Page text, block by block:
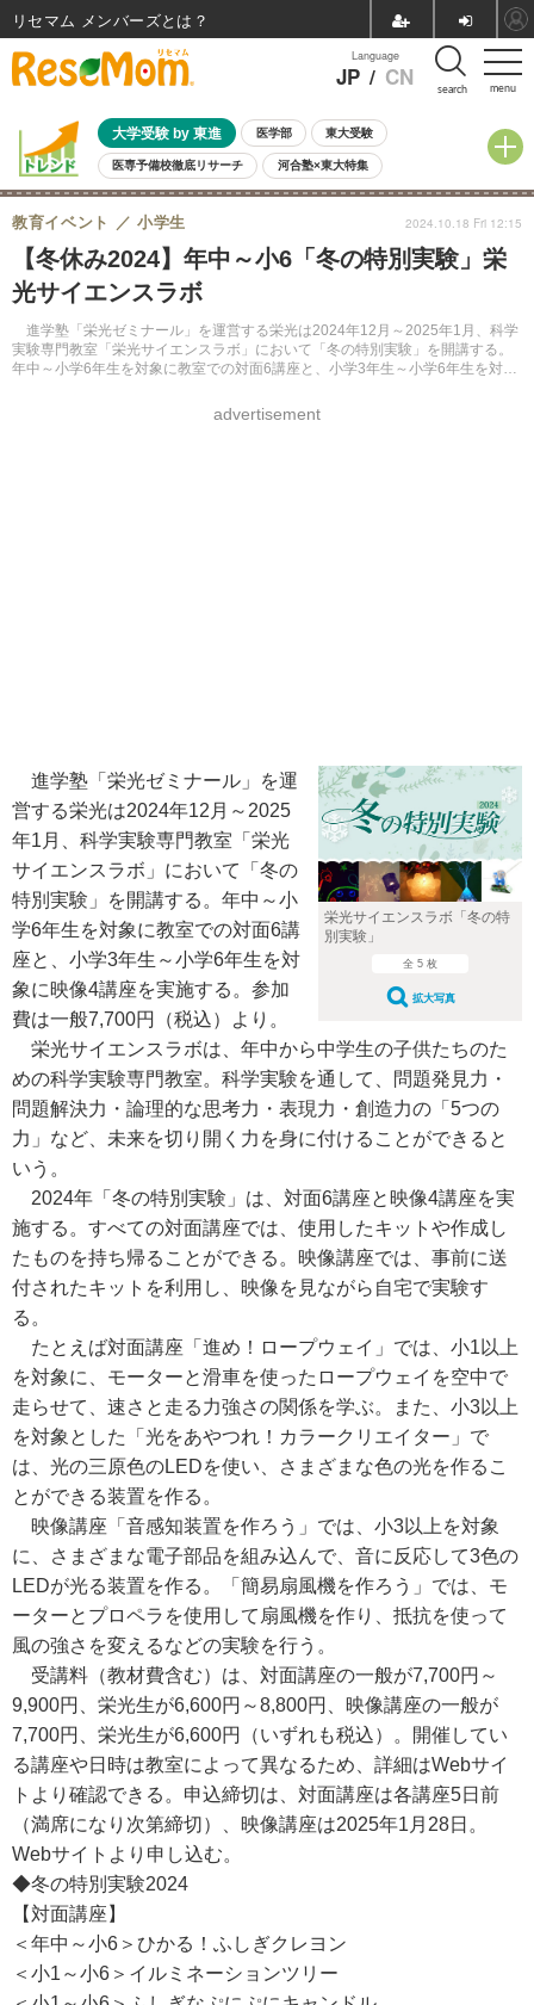
menu
Language
JP / CN search
大学受験 by 東進 医学部 東大受験
医専予備校徹底リサーチ 河合塾×東大特集
親子で考える大学選び 高校受験 中学受験 小学校受験
共通テスト 夏休み
8月開催イベント・WS 全国公立高校 過去問 人気記事
自由研究教材（小学生向け）
【冬休み2024】年中～小6「冬の特別実験」栄
光サイエンスラボ
進学塾「栄光ゼミナール」を運営する栄光は2024年12月～2025年1月、科学
実験専門教室「栄光サイエンスラボ」において「冬の特別実験」を開講する。
年中～小学6年生を対象に教室での対面6講座と、小学3年生～小学6年生を対象
教育イベント 小学生
advertisement
2024.10.18 Fri 12:15
栄光サイエンスラボ「冬の特
別実験」
全 5 枚
拡大写真
進学塾「栄光ゼミナール」を運
営する栄光は2024年12月～2025
年1月、科学実験専門教室「栄光
サイエンスラボ」において「冬の
特別実験」を開講する。年中～小
学6年生を対象に教室での対面6講
座と、小学3年生～小学6年生を対
象に映像4講座を実施する。参加
費は一般7,700円（税込）より。
栄光サイエンスラボは、年中から中学生の子供たちのた
めの科学実験専門教室。科学実験を通して、問題発見力・
問題解決力・論理的な思考力・表現力・創造力の「5つの
力」など、未来を切り開く力を身に付けることができると
いう。
2024年「冬の特別実験」は、対面6講座と映像4講座を実
施する。すべての対面講座では、使用したキットや作成し
たものを持ち帰ることができる。映像講座では、事前に送
付されたキットを利用し、映像を見ながら自宅で実験す
る。
たとえば対面講座「進め！ロープウェイ」では、小1以上
を対象に、モーターと滑車を使ったロープウェイを空中で
走らせて、速さと走る力強さの関係を学ぶ。また、小3以上
を対象とした「光をあやつれ！カラークリエイター」で
は、光の三原色のLEDを使い、さまざまな色の光を作るこ
とができる装置を作る。
映像講座「音感知装置を作ろう」では、小3以上を対象
に、さまざまな電子部品を組み込んで、音に反応して3色の
LEDが光る装置を作る。「簡易扇風機を作ろう」では、モ
ーターとプロペラを使用して扇風機を作り、抵抗を使って
風の強さを変えるなどの実験を行う。
受講料（教材費含む）は、対面講座の一般が7,700円～
9,900円、栄光生が6,600円～8,800円、映像講座の一般が
7,700円、栄光生が6,600円（いずれも税込）。開催してい
る講座や日時は教室によって異なるため、詳細はWebサイ
トより確認できる。申込締切は、対面講座は各講座5日前
（満席になり次第締切）、映像講座は2025年1月28日。
Webサイトより申し込む。
◆冬の特別実験2024
【対面講座】
＜年中～小6＞ひかる！ふしぎクレヨン
＜小1～小6＞イルミネーションツリー
リセマム メンバーズ